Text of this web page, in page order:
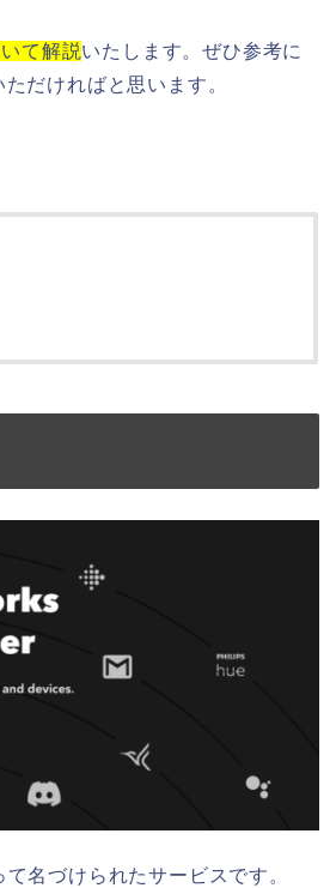
て解説いたします。ぜひ参考に
だければと思います。
名づけられたサービスです。